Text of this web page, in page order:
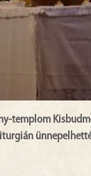
templom